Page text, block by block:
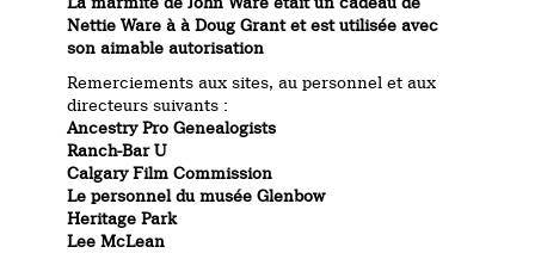
Nettie Ware à à Doug Grant et est utilisée avec
son aimable autorisation
Remerciements aux sites, au personnel et aux
directeurs suivants :
Ancestry Pro Genealogists
Ranch-Bar U
Calgary Film Commission
Le personnel du musée Glenbow
Heritage Park
Lee McLean